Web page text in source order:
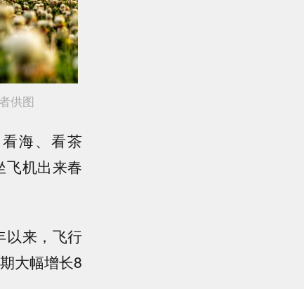
供图
海、看茶
飞机出来春
来，飞行
大幅增长8